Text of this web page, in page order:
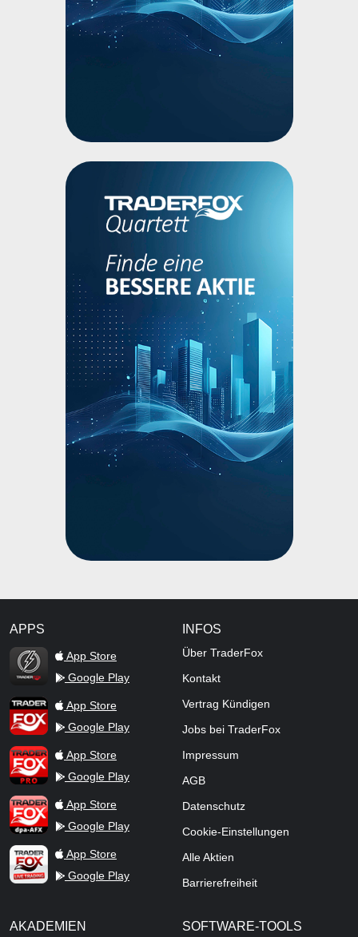
APPS
TraderFox Flash
App Store
Google Play
TraderFox AppApp Store
Google Play
TraderFox ProApp Store
Google Play
TraderFox dpa-AFX ProFeed
App Store
Google Play
TraderFox Live Trading
App Store
Google Play
INFOS
Über TraderFox
Kontakt
Vertrag Kündigen
Jobs bei TraderFox
Impressum
AGB
Datenschutz
Cookie-Einstellungen
Alle Aktien
Barrierefreiheit
AKADEMIEN SOFTWARE-TOOLS